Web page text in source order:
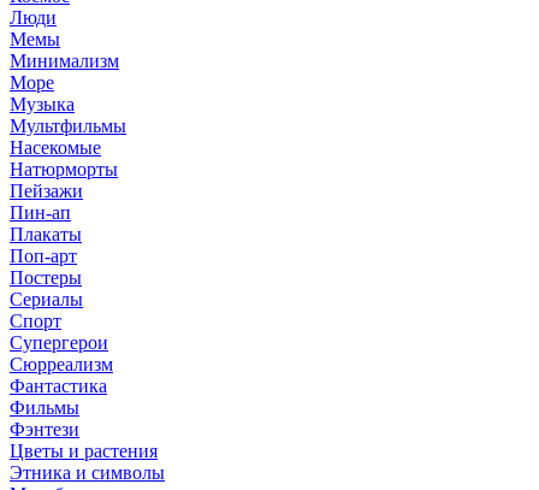
Люди
Мемы
Минимализм
Море
Музыка
Мультфильмы
Насекомые
Натюрморты
Пейзажи
Пин-ап
Плакаты
Поп-арт
Постеры
Сериалы
Спорт
Супергерои
Сюрреализм
Фантастика
Фильмы
Фэнтези
Цветы и растения
Этника и символы